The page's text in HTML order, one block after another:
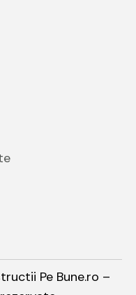
Pe Bune.ro –